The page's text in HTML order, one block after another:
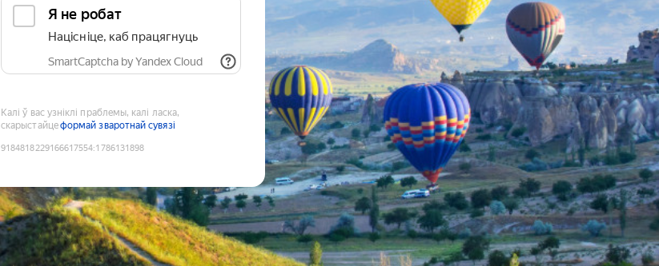
Я не робат
Націсніце, каб працягнуць
SmartCaptcha by Yandex Cloud
Калі ў вас узніклі праблемы, калі ласка,
скарыстайцеформай зваротнай сувязі
9184818229166617554:1786131898